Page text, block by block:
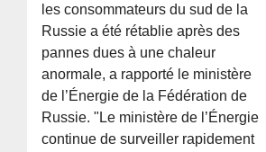
les consommateurs du sud de la
Russie a été rétablie après des
pannes dues à une chaleur
anormale, a rapporté le ministère
de l’Énergie de la Fédération de
Russie. "Le ministère de l’Énergie
continue de surveiller rapidement